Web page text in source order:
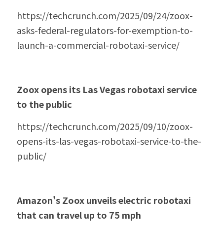
https://techcrunch.com/2025/09/24/zoox-
asks-federal-regulators-for-exemption-to-
launch-a-commercial-robotaxi-service/
Zoox opens its Las Vegas robotaxi service
to the public
https://techcrunch.com/2025/09/10/zoox-
opens-its-las-vegas-robotaxi-service-to-the-
public/
Amazon's Zoox unveils electric robotaxi
that can travel up to 75 mph